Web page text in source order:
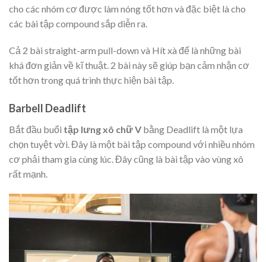
cho các nhóm cơ được làm nóng tốt hơn và đặc biệt là cho
các bài tập compound sắp diễn ra.
Cả 2 bài straight-arm pull-down và Hít xà để là những bài
khá đơn giản về kĩ thuật. 2 bài này sẽ giúp bạn cảm nhận cơ
tốt hơn trong quá trình thực hiện bài tập.
Barbell Deadlift
Bắt đầu buổi tập lưng xô chữ V bằng Deadlift là một lựa
chọn tuyệt vời. Đây là một bài tập compound với nhiều nhóm
cơ phải tham gia cùng lúc. Đây cũng là bài tập vào vùng xô
rất mạnh.